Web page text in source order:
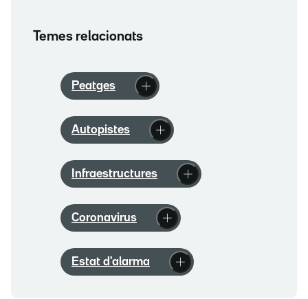
Temes relacionats
Peatges
Autopistes
Infraestructures
Coronavirus
Estat d'alarma